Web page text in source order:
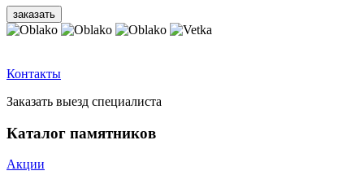
Контакты
Заказать выезд специалиста
Каталог памятников
Акции